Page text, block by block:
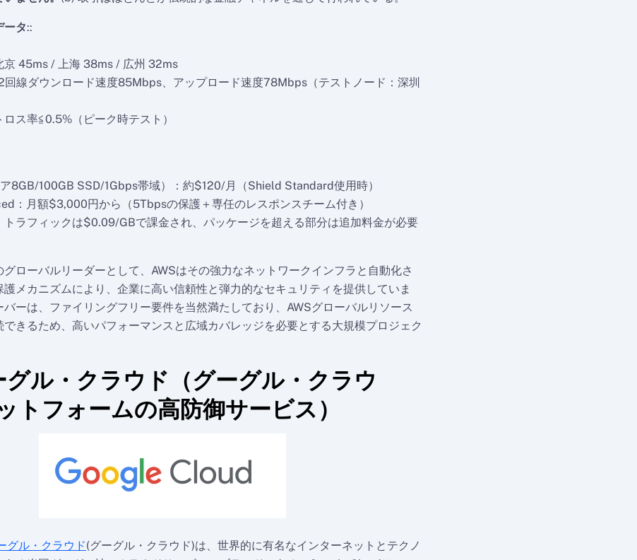
ータ::
京 45ms / 上海 38ms / 広州 32ms
回線ダウンロード速度85Mbps、アップロード速度78Mbps（テストノード：深圳
ロス率≦0.5%（ピーク時テスト）
8GB/100GB SSD/1Gbps帯域）：約$120/月（Shield Standard使用時）
：月額$3,000円から（5Tbpsの保護＋専任のレスポンスチーム付き）
トラフィックは$0.09/GBで課金され、パッケージを超える部分は追加料金が必要
グローバルリーダーとして、AWSはその強力なネットワークインフラと自動化さ
メカニズムにより、企業に高い信頼性と弾力的なセキュリティを提供していま
ーは、ファイリングフリー要件を当然満たしており、AWSグローバルリソース
できるため、高いパフォーマンスと広域カバレッジを必要とする大規模プロジェク
グル・クラウド（グーグル・クラウ
トフォームの高防御サービス）
グル・クラウド(グーグル・クラウド)は、世界的に有名なインターネットとテクノ